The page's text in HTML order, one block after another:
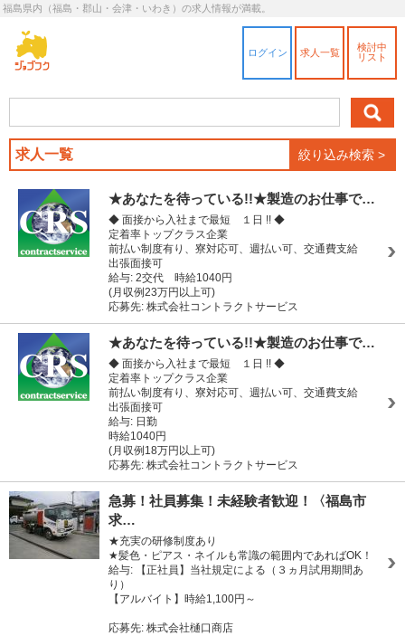
福島県内（福島・郡山・会津・いわき）の求人情報が満載。
ログイン 求人一覧
検討中
リスト
求人一覧 絞り込み検索 >
★あなたを待っている!!★製造のお仕事で…
◆ 面接から入社まで最短 １日 !! ◆
定着率トップクラス企業
前払い制度有り、寮対応可、週払い可、交通費支給
出張面接可
給与: 2交代 時給1040円
(月収例23万円以上可)
応募先: 株式会社コントラクトサービス
★あなたを待っている!!★製造のお仕事で…
◆ 面接から入社まで最短 １日 !! ◆
定着率トップクラス企業
前払い制度有り、寮対応可、週払い可、交通費支給
出張面接可
給与: 日勤
時給1040円
(月収例18万円以上可)
応募先: 株式会社コントラクトサービス
急募！社員募集！未経験者歓迎！〈福島市
求…
★充実の研修制度あり
★髪色・ピアス・ネイルも常識の範囲内であればOK！
給与: 【正社員】当社規定による（３ヵ月試用期間あ
り）
【アルバイト】時給1,100円～
応募先: 株式会社樋口商店